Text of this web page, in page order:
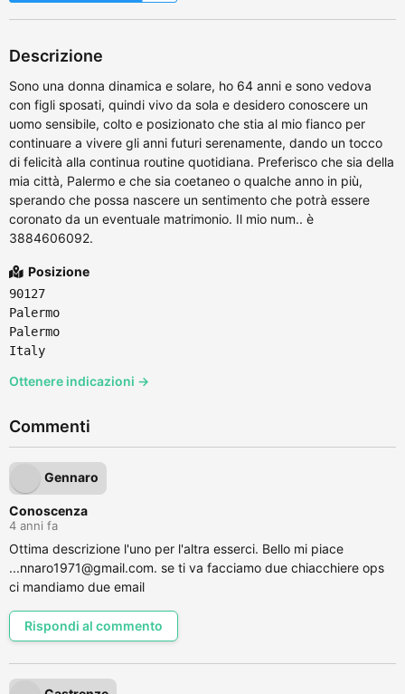
Descrizione
Sono una donna dinamica e solare, ho 64 anni e sono vedova
con figli sposati, quindi vivo da sola e desidero conoscere un
uomo sensibile, colto e posizionato che stia al mio fianco per
continuare a vivere gli anni futuri serenamente, dando un tocco
di felicità alla continua routine quotidiana. Preferisco che sia della
mia città, Palermo e che sia coetaneo o qualche anno in più,
sperando che possa nascere un sentimento che potrà essere
coronato da un eventuale matrimonio. Il mio num.. è
3884606092.
Posizione
90127
Palermo
Palermo
Italy
Ottenere indicazioni →
Commenti
Gennaro
Conoscenza
4 anni fa
Ottima descrizione l'uno per l'altra esserci. Bello mi piace
...nnaro1971@gmail.com. se ti va facciamo due chiacchiere ops
ci mandiamo due email
Rispondi al commento